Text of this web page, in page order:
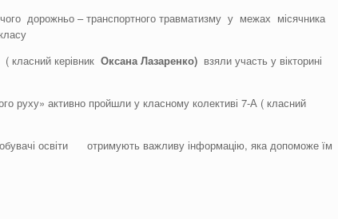
дорожньо – транспортного травматизму у межах місячника
класний керівник Оксана Лазаренко) взяли участь у вікторині
руху» активно пройшли у класному колективі 7-А ( класний
освіти отримують важливу інформацію, яка допоможе їм